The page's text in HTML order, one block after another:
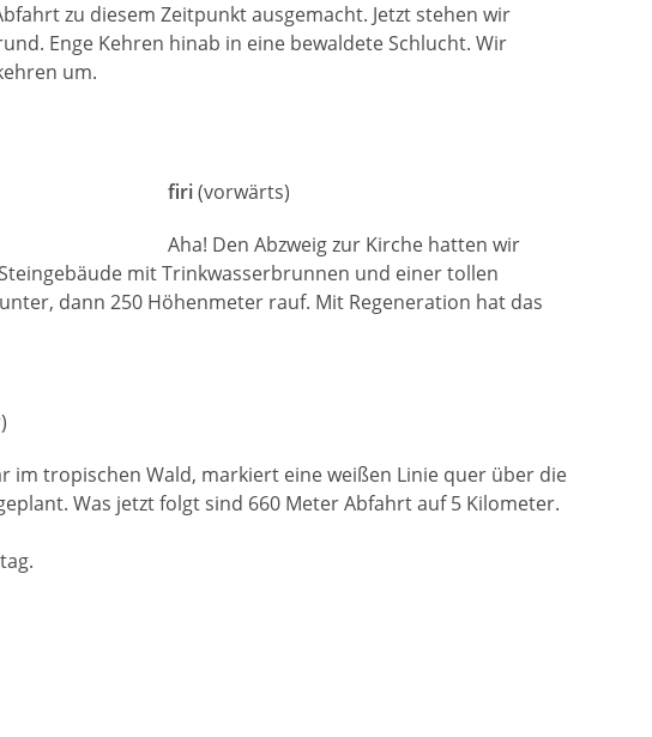
zu diesem Zeitpunkt ausgemacht. Jetzt stehen wir
Enge Kehren hinab in eine bewaldete Schlucht. Wir
um.
firi(vorwärts)
Aha! Den Abzweig zur Kirche hatten wir
mit Trinkwasserbrunnen und einer tollen
dann 250 Höhenmeter rauf. Mit Regeneration hat das
im tropischen Wald, markiert eine weißen Linie quer über die
Was jetzt folgt sind 660 Meter Abfahrt auf 5 Kilometer.